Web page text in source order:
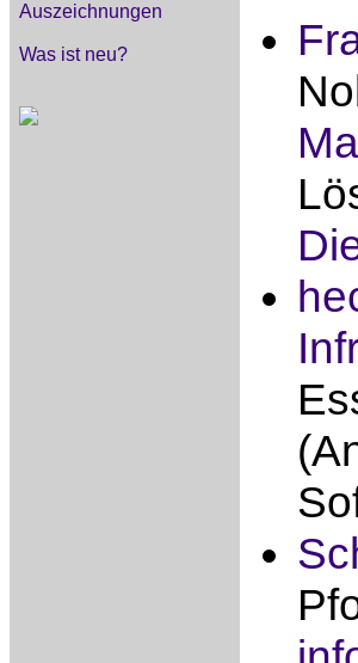
Auszeichnungen
Was ist neu?